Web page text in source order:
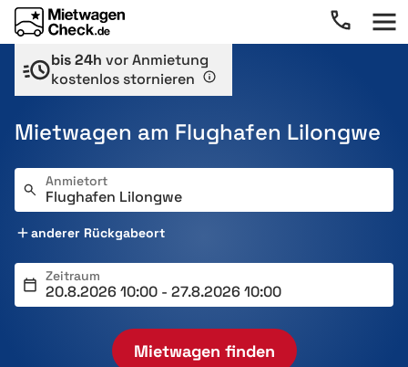
bis 24h vor Anmietung
kostenlos stornieren
Mietwagen am Flughafen Lilongwe
Anmietort
anderer Rückgabeort
Zeitraum
Mietwagen finden